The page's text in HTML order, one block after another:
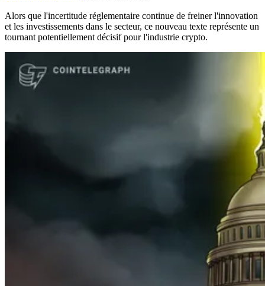
Alors que l'incertitude réglementaire continue de freiner l'innovation
et les investissements dans le secteur, ce nouveau texte représente un
tournant potentiellement décisif pour l'industrie crypto.